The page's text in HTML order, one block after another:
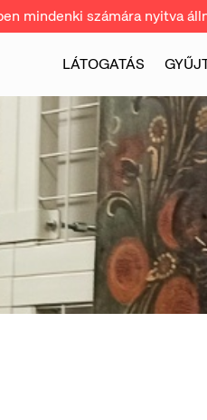
mindenki számára nyitva
LÁTOGATÁS